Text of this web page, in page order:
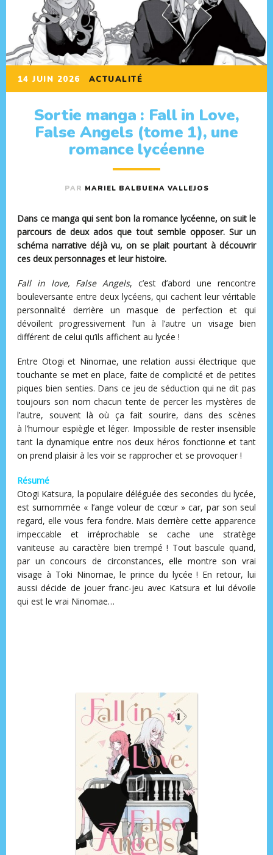
14 JUIN 2026 ACTUALITÉ
Sortie manga : Fall in Love,
False Angels (tome 1), une
romance lycéenne
PAR MARIEL BALBUENA VALLEJOS
Dans ce manga qui sent bon la romance lycéenne, on suit le
parcours de deux ados que tout semble opposer. Sur un
schéma narrative déjà vu, on se plait pourtant à découvrir
ces deux personnages et leur histoire.
Fall in love, False Angels, c’est d’abord une rencontre
bouleversante entre deux lycéens, qui cachent leur véritable
personnalité derrière un masque de perfection et qui
dévoilent progressivement l’un à l’autre un visage bien
différent de celui qu’ils affichent au lycée !
Entre Otogi et Ninomae, une relation aussi électrique que
touchante se met en place, faite de complicité et de petites
piques bien senties. Dans ce jeu de séduction qui ne dit pas
toujours son nom chacun tente de percer les mystères de
l’autre, souvent là où ça fait sourire, dans des scènes
à l’humour espiègle et léger. Impossible de rester insensible
tant la dynamique entre nos deux héros fonctionne et tant
on prend plaisir à les voir se rapprocher et se provoquer !
Résumé
Otogi Katsura, la populaire déléguée des secondes du lycée,
est surnommée « l’ange voleur de cœur » car, par son seul
regard, elle vous fera fondre. Mais derrière cette apparence
impeccable et irréprochable se cache une stratège
vaniteuse au caractère bien trempé ! Tout bascule quand,
par un concours de circonstances, elle montre son vrai
visage à Toki Ninomae, le prince du lycée ! En retour, lui
aussi décide de jouer franc-jeu avec Katsura et lui dévoile
qui est le vrai Ninomae…